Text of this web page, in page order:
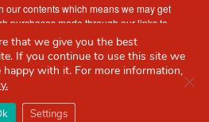
our contents which means we may get
purchases made through our links to
retailer sites.
users, brands or merchants. Some
generated by AI and is provided for
availability may change without prior
that we give you the best
If you continue to use this site we
with it. For more information,
Settings